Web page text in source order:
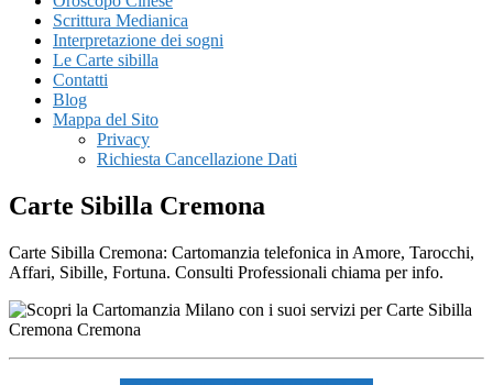
Scrittura Medianica
Interpretazione dei sogni
Le Carte sibilla
Contatti
Blog
Mappa del Sito
Privacy
Richiesta Cancellazione Dati
Carte Sibilla Cremona
Carte Sibilla Cremona: Cartomanzia telefonica in Amore, Tarocchi,
Affari, Sibille, Fortuna. Consulti Professionali chiama per info.